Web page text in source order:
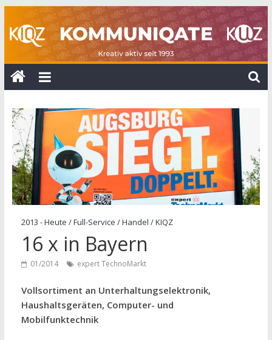
Inhalt
springen
KOMMUNIQATE
Jahre
KUZ
10
Jahre
KIQZ
2013 - Heute /Full-Service /Handel /KIQZ
16 x in Bayern
01/2014 expert TechnoMarkt
Vollsortiment an Unterhaltungselektronik,
Haushaltsgeräten, Computer- und
Mobilfunktechnik